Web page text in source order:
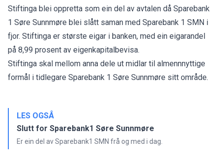
Stiftinga blei oppretta som ein del av avtalen då Sparebank
1 Søre Sunnmøre blei slått saman med Sparebank 1 SMN i
fjor. Stiftinga er største eigar i banken, med ein eigarandel
på 8,99 prosent av eigenkapitalbevisa.
Stiftinga skal mellom anna dele ut midlar til almennnyttige
formål i tidlegare Sparebank 1 Søre Sunnmøre sitt område.
LES OGSÅ
Slutt for Sparebank1 Søre Sunnmøre
Er ein del av Sparebank1 SMN frå og med i dag.